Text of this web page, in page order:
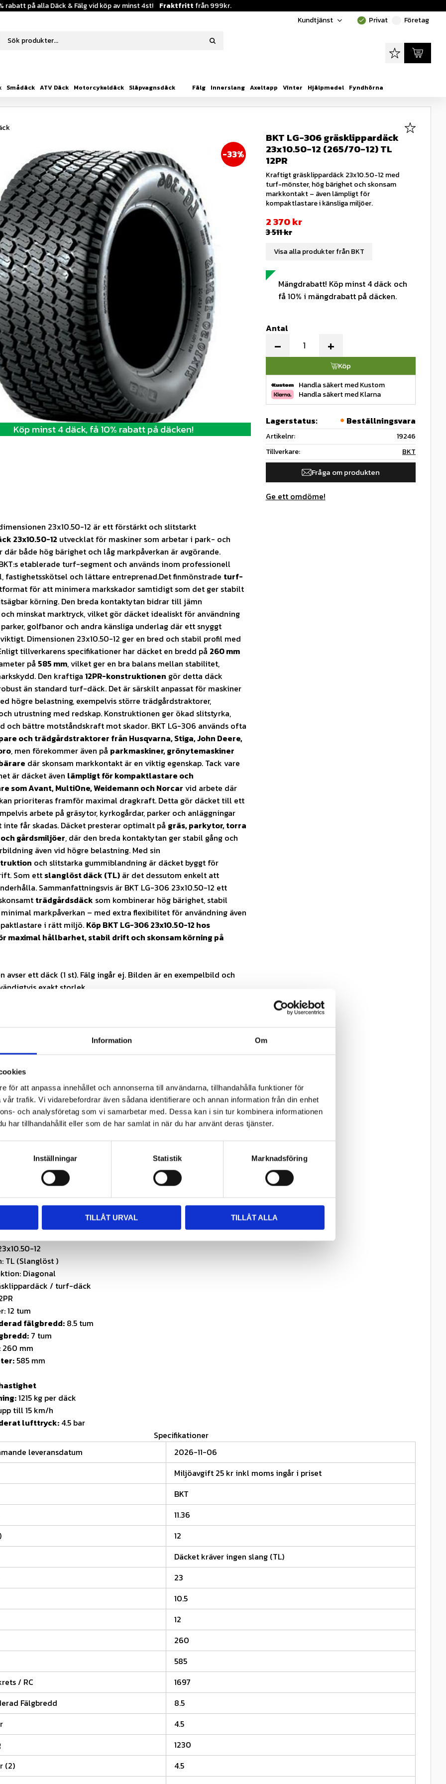
Information Om
för att anpassa innehållet och annonserna till användarna, tillhandahålla funktioner för
trafik. Vi vidarebefordrar även sådana identifierare och annan information från din enhet
och analysföretag som vi samarbetar med. Dessa kan i sin tur kombinera informationen
har tillhandahållit eller som de har samlat in när du har använt deras tjänster.
Inställningar Statistik Marknadsföring
TILLÅT URVAL TILLÅT ALLA
rabatt på alla Däck & Fälg vid köp av minst 4st! Fraktfritt från 999kr.
Kundtjänst done Privat Företag
Favoriter
Kundvagn
Smådäck ATV Däck Motorcykeldäck Släpvagnsdäck Fälg Innerslang Axeltapp Vinter Hjälpmedel Fyndhörna
Köp minst 4 däck, få 10% rabatt på däcken!
33%
BKT LG-306 gräsklippardäck
23x10.50-12 (265/70-12) TL
12PR
Kraftigt gräsklippardäck 23x10.50-12 med
turf-mönster, hög bärighet och skonsam
markkontakt – även lämpligt för
kompaktlastare i känsliga miljöer.
Mängdrabatt! Köp minst 4 däck och
få 10% i mängdrabatt på däcken.
Nedsatt pris:
2 370kr
Ordinarie pris:
3 511kr
Antal
+
-
Köp
Handla säkert med Kustom
Handla säkert med Klarna
Lägg till
Lagerstatus Beställningsvara
Artikelnr
19246
Tillverkare
BKT
Fråga om produkten
Visa alla produkter från BKT
Ge ett omdöme!
23x10.50-12 är ett förstärkt och slitstarkt
23x10.50-12 utvecklat för maskiner som arbetar i park- och
både hög bärighet och låg markpåverkan är avgörande.
etablerade turf-segment och används inom professionell
fastighetsskötsel och lättare entreprenad.Det finmönstrade turf-
för att minimera markskador samtidigt som det ger stabilt
körning. Den breda kontaktytan bidrar till jämn
minskat marktryck, vilket gör däcket idealiskt för användning
golfbanor och andra känsliga underlag där ett snyggt
Dimensionen 23x10.50-12 ger en bred och stabil profil med
tillverkarens specifikationer har däcket en bredd på 260 mm
på 585 mm, vilket ger en bra balans mellan stabilitet,
Den kraftiga 12PR-konstruktionen gör detta däck
än standard turf-däck. Det är särskilt anpassat för maskiner
högre belastning, exempelvis större trädgårdstraktorer,
utrustning med redskap. Konstruktionen ger ökad slitstyrka,
och bättre motståndskraft mot skador. BKT LG-306 används ofta
och trädgårdstraktorer från Husqvarna, Stiga, John Deere,
, men förekommer även på parkmaskiner, grönytemaskiner
där skonsam markkontakt är en viktig egenskap. Tack vare
är däcket även lämpligt för kompaktlastare och
som Avant, MultiOne, Weidemann och Norcar vid arbete där
prioriteras framför maximal dragkraft. Detta gör däcket till ett
arbete på gräsytor, kyrkogårdar, parker och anläggningar
får skadas. Däcket presterar optimalt på gräs, parkytor, torra
gårdsmiljöer, där den breda kontaktytan ger stabil gång och
även vid högre belastning. Med sin
och slitstarka gummiblandning är däcket byggt för
Som ett slanglöst däck (TL) är det dessutom enkelt att
Sammanfattningsvis är BKT LG-306 23x10.50-12 ett
trädgårdsdäck som kombinerar hög bärighet, stabil
markpåverkan – med extra flexibilitet för användning även
i rätt miljö. Köp BKT LG-306 23x10.50-12 hos
maximal hållbarhet, stabil drift och skonsam körning på
avser ett däck (1 st). Fälg ingår ej. Bilden är en exempelbild och
exakt storlek.
– skonsamt mot gräs
vare 12PR
för professionell drift
– enkel montering
(vid arbete på känsliga underlag)
12
TL (Slanglöst )
Diagonal
/ turf-däck
12 tum
fälgbredd: 8.5 tum
7 tum
260 mm
585 mm
1215 kg per däck
till 15 km/h
lufttryck: 4.5 bar
Specifikationer
leveransdatum
2026-11-06
Miljöavgift 25 kr inkl moms ingår i priset
BKT
11.36
12
Däcket kräver ingen slang (TL)
23
10.5
12
260
585
/ RC
1697
Fälgbredd
8.5
4.5
1230
(2)
4.5